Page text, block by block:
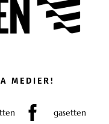
MEDIER!
gasetten